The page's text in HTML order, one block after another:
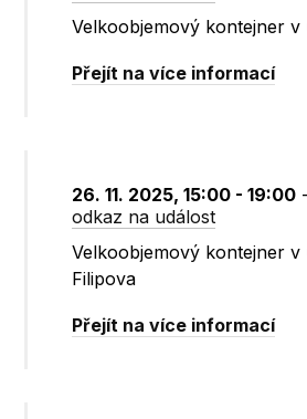
Velkoobjemový kontejner v
Přejít na více informací
26. 11. 2025, 15:00 - 19:00 -
odkaz na událost
Velkoobjemový kontejner v
Filipova
Přejít na více informací